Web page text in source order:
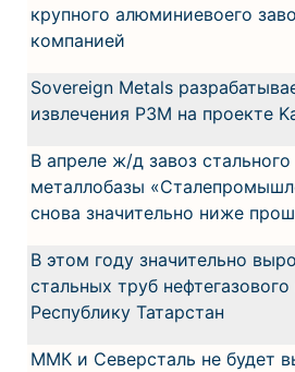
крупного алюминиевоего
компанией
Sovereign Metals
извлечения РЗМ на проекте
В апреле ж/д завоз стального
металлобазы
снова значительно ниже
В этом году значительно
стальных труб
Республику Татарстан
ММК и Северсталь не будет